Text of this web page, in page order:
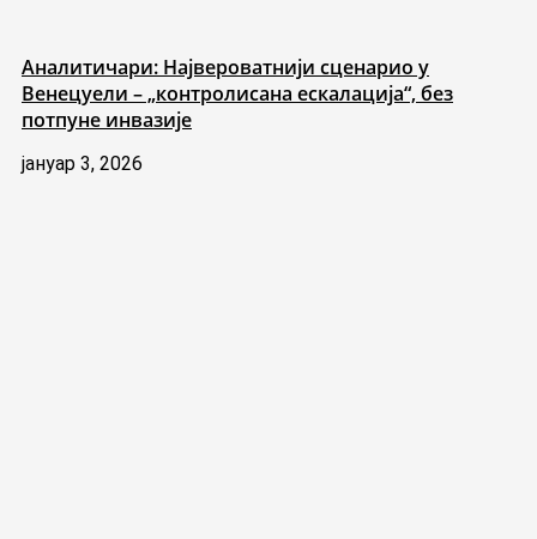
Аналитичари: Највероватнији сценарио у
Венецуели – „контролисана ескалација“, без
потпуне инвазије
јануар 3, 2026